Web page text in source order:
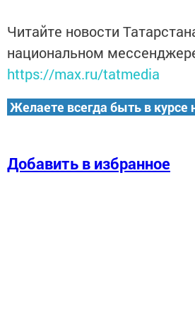
Читайте новости
национальном
https://max.ru/tatmedia
Желаете всегда быть в курсе
Добавить в избранное